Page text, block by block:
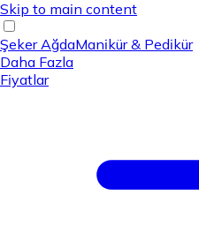
Skip to main content
Şeker AğdaManikür & Pedikür
Daha Fazla
Fiyatlar